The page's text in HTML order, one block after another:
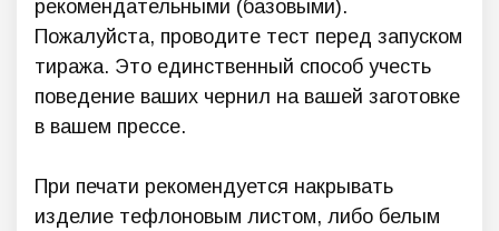
рекомендательными (базовыми).
Пожалуйста, проводите тест перед запуском
тиража. Это единственный способ учесть
поведение ваших чернил на вашей заготовке
в вашем прессе.
При печати рекомендуется накрывать
изделие тефлоновым листом, либо белым